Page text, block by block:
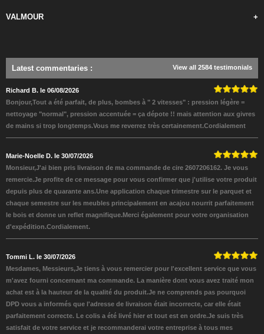
VALMOUR +
Latest commentaries : View all 2584 testimonials
Richard B. le 06/08/2026
Bonjour,Tout a été parfait, de plus, bombes à " 2 vitesses" : pression légère =
nettoyage "normal", pression accentuée = ça dépote !! mais attention aux givres
de mains si trop longtemps.Vous me reverrez très certainement.Cordialement
Marie-Noelle D. le 30/07/2026
Monsieur,J'ai bien pris livraison de ma commande de cire 2607206162. Je vous
remercie.Je profite de ce message pour vous confirmer que j'utilise votre produit
depuis plus de quarante ans.Une application chaque trimestre sur le parquet et
chaque semestre sur les meubles principalement en acajou nourrit parfaitement
le bois et donne un reflet magnifique.Merci également pour votre organisation
d'expédition.Cordialement.
Tommi L. le 30/07/2026
Mesdames, Messieurs,Je tiens à vous remercier pour l'excellent service que vous
m'avez fourni concernant ma commande. La manière dont vous avez traité mon
achat est à la hauteur de la qualité du produit.Je ne comprends pas pourquoi
DPD vous a informés que l'adresse de livraison était incorrecte, car elle était
parfaitement correcte. Le colis a été livré hier et tout est en ordre.Je suis très
satisfait de votre service et je recommanderai votre entreprise à tous mes